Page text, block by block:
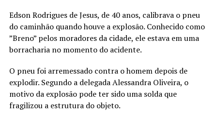
Edson Rodrigues de Jesus, de 40 anos, calibrava o pneu
do caminhão quando houve a explosão. Conhecido como
”Breno” pelos moradores da cidade, ele estava em uma
borracharia no momento do acidente.
O pneu foi arremessado contra o homem depois de
explodir. Segundo a delegada Alessandra Oliveira, o
motivo da explosão pode ter sido uma solda que
fragilizou a estrutura do objeto.